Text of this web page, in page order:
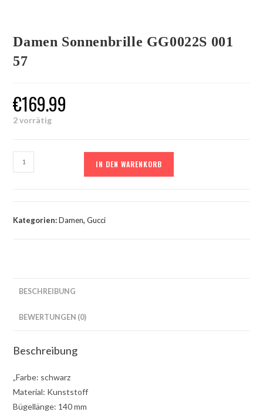
Damen Sonnenbrille GG0022S 001
57
€169.99
2 vorrätig
IN DEN WARENKORB
Kategorien:Damen,Gucci
BESCHREIBUNG
BEWERTUNGEN (0)
Beschreibung
„Farbe: schwarz
Material: Kunststoff
Bügellänge: 140 mm